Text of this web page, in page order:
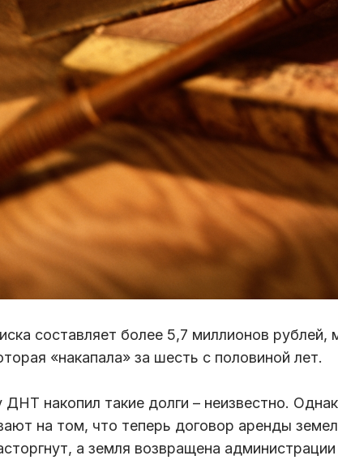
составляет более 5,7 миллионов рублей,
«накапала» за шесть с половиной лет.
ДНТ накопил такие долги – неизвестно.
на том, что теперь договор аренды
а земля возвращена администрации